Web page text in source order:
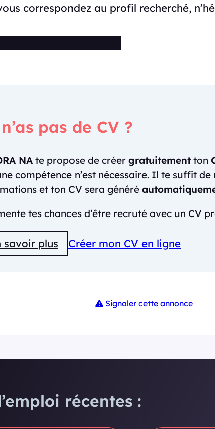
correspondez au profil recherché,
pas de CV ?
NA te propose de créer gratuitement ton
compétence n’est nécessaire. Il te suffit de
et ton CV sera généré
tes chances d’être recruté avec un CV
savoir plus Créer mon CV en ligne
Signaler cette annonce
récentes :